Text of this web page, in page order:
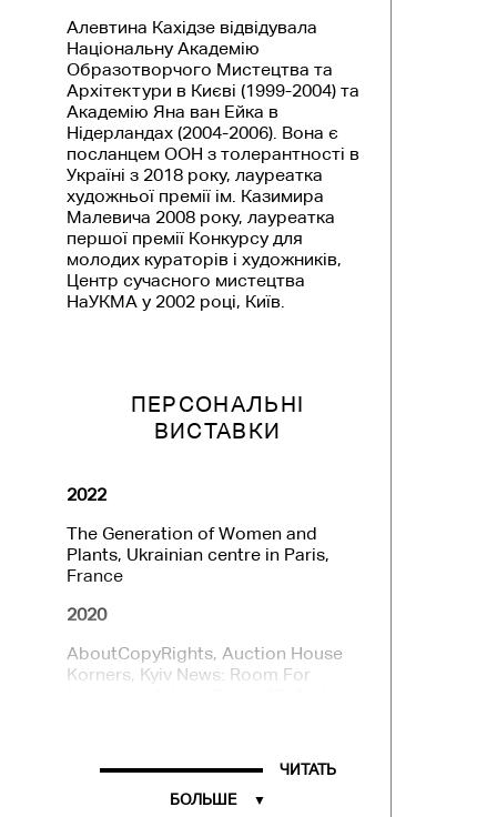
Алевтина Кахідзе відвідувала
Національну Академію
Образотворчого Мистецтва та
Архітектури в Києві (1999-2004) та
Академію Яна ван Ейка в
Нідерландах (2004-2006). Вона є
посланцем ООН з толерантності в
Україні з 2018 року, лауреатка
художньої премії ім. Казимира
Малевича 2008 року, лауреатка
першої премії Конкурсу для
молодих кураторів і художників,
Центр сучасного мистецтва
НаУКМА у 2002 році, Київ.
ПЕРСОНАЛЬНІ
ВИСТАВКИ
2022
The Generation of Women and
Plants, Ukrainian centre in Paris,
France
2020
AboutCopyRights, Auction House
Korners, Kyiv News: Room For
Let The garden Be Without War,
ЧИТАТЬ
БОЛЬШЕ